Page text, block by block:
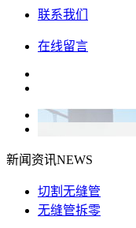
联系我们
在线留言
新闻资讯NEWS
切割无缝管
无缝管拆零